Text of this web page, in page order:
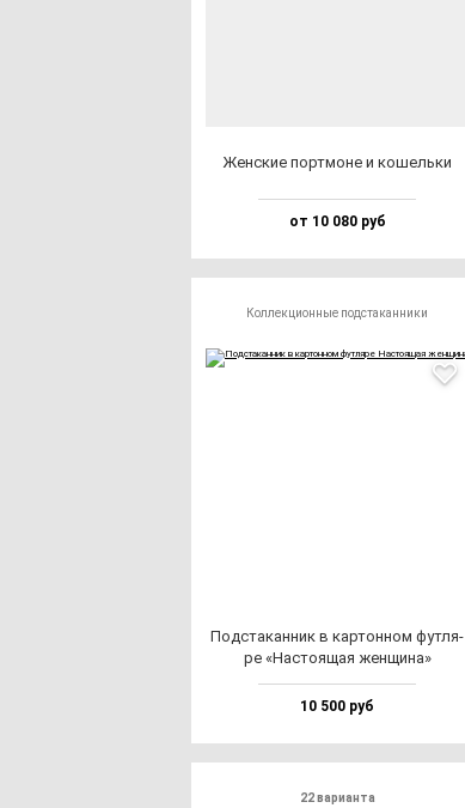
Жен­ские пор­тмо­не и ко­шель­ки
от 10 080 руб
Коллекционные подстаканники
Под­ста­кан­ник в кар­тон­ном фут­ля­
ре «Нас­то­ящая жен­щи­на»
10 500 руб
22 варианта